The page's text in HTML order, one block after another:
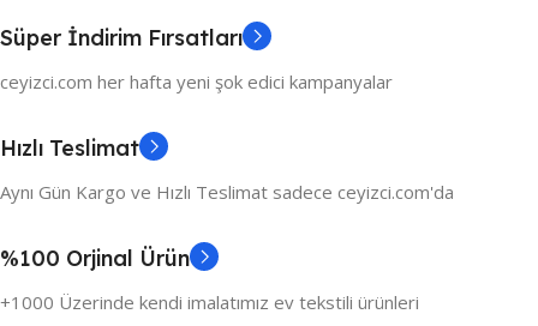
Süper İndirim Fırsatları
ceyizci.com her hafta yeni şok edici kampanyalar
Hızlı Teslimat
Aynı Gün Kargo ve Hızlı Teslimat sadece ceyizci.com'da
%100 Orjinal Ürün
+1000 Üzerinde kendi imalatımız ev tekstili ürünleri